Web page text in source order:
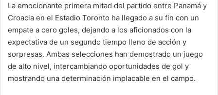
La emocionante primera mitad del partido entre Panamá y
Croacia en el Estadio Toronto ha llegado a su fin con un
empate a cero goles, dejando a los aficionados con la
expectativa de un segundo tiempo lleno de acción y
sorpresas. Ambas selecciones han demostrado un juego
de alto nivel, intercambiando oportunidades de gol y
mostrando una determinación implacable en el campo.